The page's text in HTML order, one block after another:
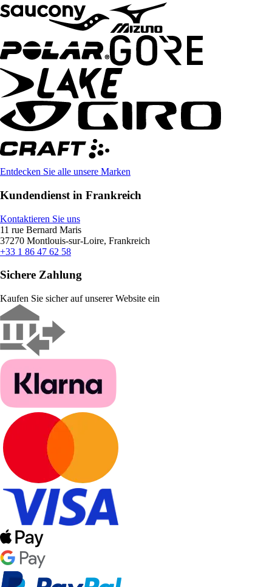
Entdecken Sie alle unsere Marken
Kundendienst in Frankreich
Kontaktieren Sie uns
11 rue Bernard Maris
37270 Montlouis-sur-Loire, Frankreich
+33 1 86 47 62 58
Sichere Zahlung
Kaufen Sie sicher auf unserer Website ein